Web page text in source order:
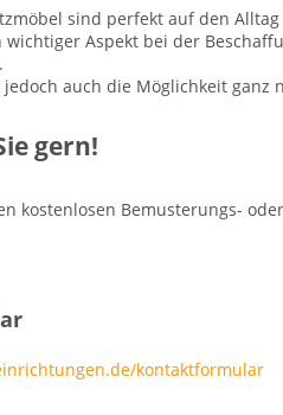
sind perfekt auf den
Aspekt bei der
auch die Möglichkeit
gern!
kostenlosen Bemusterungs-
kontaktformular